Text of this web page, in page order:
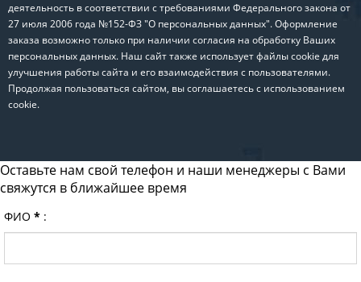
деятельность в соответствии с требованиями Федерального закона от
27 июля 2006 года №152-ФЗ "О персональных данных". Оформление
заказа возможно только при наличии согласия на обработку Ваших
персональных данных. Наш сайт также использует файлы cookie для
улучшения работы сайта и его взаимодействия с пользователями.
Продолжая пользоваться сайтом, вы соглашаетесь с использованием
cookie.
Оставьте нам свой телефон и наши менеджеры с Вами
свяжутся в ближайшее время
ФИО * :